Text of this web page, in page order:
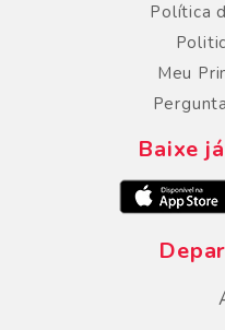
Política
Meu
Baixe